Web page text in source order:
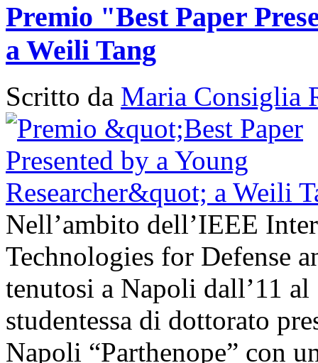
Premio "Best Paper
a Weili Tang
Scritto da Maria Consiglia
Nell’ambito dell’IEEE
Technologies for Defense
tenutosi a Napoli dall’11
studentessa di dottorato
Napoli “Parthenope” con